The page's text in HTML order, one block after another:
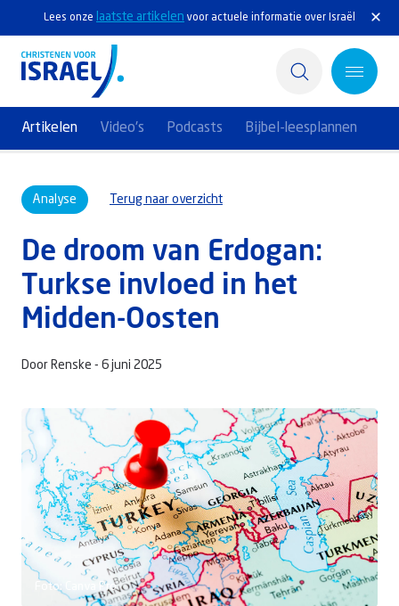
Lees onze laatste artikelen voor actuele informatie over Israël
Artikelen Video's Podcasts Bijbel-leesplannen
Actief
Ontdek
Steun Israël
Doneer
Analyse Terug naar overzicht
De droom van Erdogan:
Turkse invloed in het
Midden-Oosten
Door Renske - 6 juni 2025
Foto: Canva Pro